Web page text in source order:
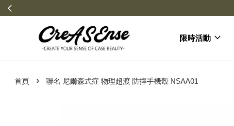
限時活動
首頁 › 聯名 尼爾森式症 物理超渡 防摔手機殼 NSAA01